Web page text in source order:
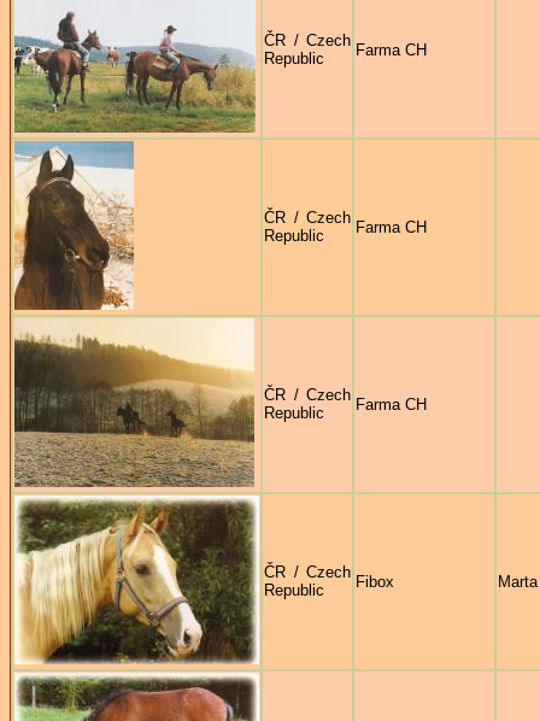
ČR / Czech
Republic
Farma CH
ČR / Czech
Republic
Farma CH
ČR / Czech
Republic
Farma CH
ČR / Czech
Republic
Fibox